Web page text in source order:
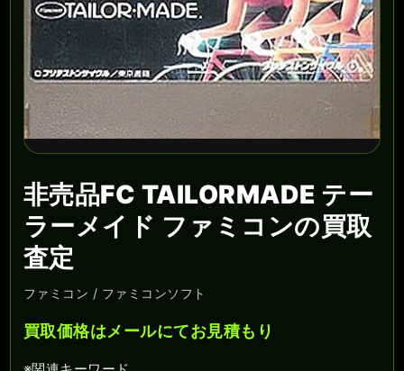
非売品FC TAILORMADE テー
ラーメイド ファミコンの買取
査定
ファミコン / ファミコンソフト
買取価格はメールにてお見積もり